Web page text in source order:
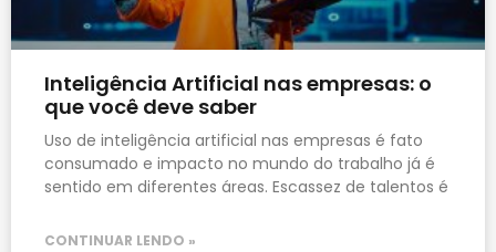
Inteligência Artificial nas empresas: o
que você deve saber
Uso de inteligência artificial nas empresas é fato
consumado e impacto no mundo do trabalho já é
sentido em diferentes áreas. Escassez de talentos é
CONTINUAR LENDO »